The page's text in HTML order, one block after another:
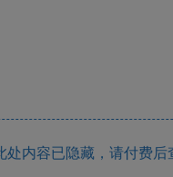
处内容已隐藏，请付费后